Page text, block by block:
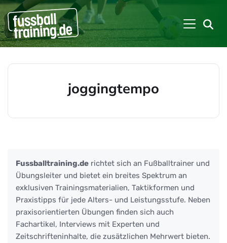
joggingtempo
Fussballtraining.de richtet sich an Fußballtrainer und
Übungsleiter und bietet ein breites Spektrum an
exklusiven Trainingsmaterialien, Taktikformen und
Praxistipps für jede Alters- und Leistungsstufe. Neben
praxisorientierten Übungen finden sich auch
Fachartikel, Interviews mit Experten und
Zeitschrifteninhalte, die zusätzlichen Mehrwert bieten.